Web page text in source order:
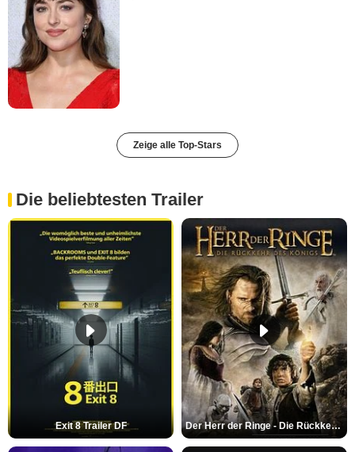
Zeige alle Top-Stars
Die beliebtesten Trailer
Exit 8 Trailer DF Der Herr der Ringe - Die Rückkehr des Königs Trailer OV